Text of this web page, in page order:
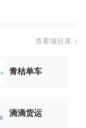
查看项目库
青桔单车
滴滴货运